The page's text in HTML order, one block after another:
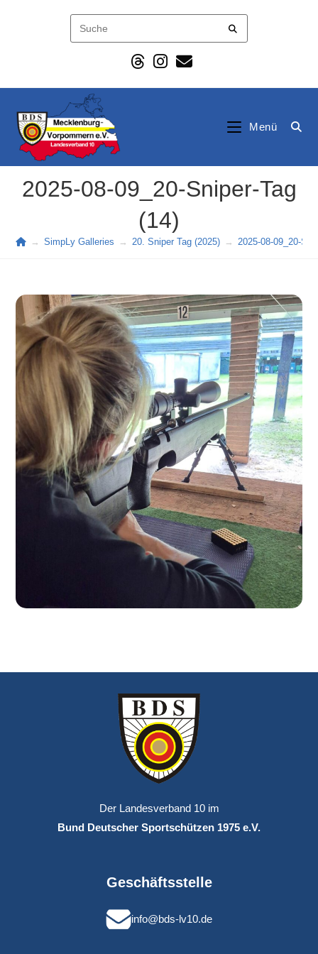
Menü
2025-08-09_20-Sniper-Tag
(14)
→ SimpLy Galleries → 20. Sniper Tag (2025) → 2025-08-09_20-
Der Landesverband 10 im
Bund Deutscher Sportschützen 1975 e.V.
Geschäftsstelle
info@bds-lv10.de